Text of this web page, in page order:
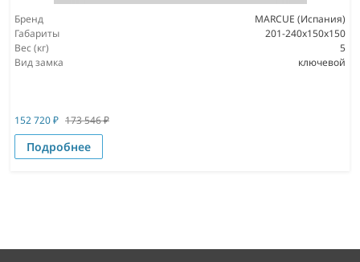
Бренд
MARCUE (Испания)
Габариты
201-240x150x150
Вес (кг)
5
Вид замка
ключевой
152 720₽ 173 546₽
Подробнее